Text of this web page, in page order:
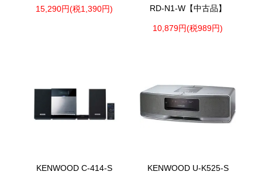
15,290円(税1,390円)
RD-N1-W【中古品】
10,879円(税989円)
KENWOOD C-414-S
KENWOOD U-K525-S